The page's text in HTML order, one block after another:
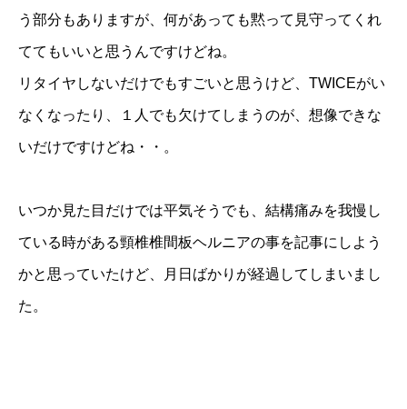
う部分もありますが、何があっても黙って見守ってくれ
ててもいいと思うんですけどね。
リタイヤしないだけでもすごいと思うけど、TWICEがい
なくなったり、１人でも欠けてしまうのが、想像できな
いだけですけどね・・。
いつか見た目だけでは平気そうでも、結構痛みを我慢し
ている時がある頸椎椎間板ヘルニアの事を記事にしよう
かと思っていたけど、月日ばかりが経過してしまいまし
た。